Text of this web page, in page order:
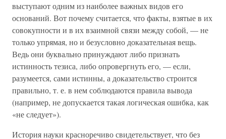
выступают одним из наиболее важных видов его
оснований. Вот почему считается, что факты, взятые в их
совокупности и в их взаимной связи между собой, — не
только упрямая, но и безусловно доказательная вещь.
Ведь они буквально принуждают либо признать
истинность тезиса, либо опровергнуть его, — если,
разумеется, сами истинны, а доказательство строится
правильно, т. е. в нем соблюдаются правила вывода
(например, не допускается такая логическая ошибка, как
«не следует»).
История науки красноречиво свидетельствует, что без